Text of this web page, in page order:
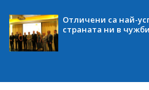
Отличени са най-
страната ни в